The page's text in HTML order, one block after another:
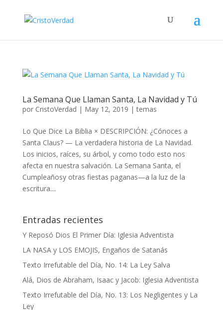
La Semana Que Llaman Santa, La Navidad y Tú
por CristoVerdad | May 12, 2019 |temas
Lo Que Dice La Biblia × DESCRIPCIÓN: ¿Cónoces a
Santa Claus? — La verdadera historia de La Navidad.
Los inicios, raíces, su árbol, y como todo esto nos
afecta en nuestra salvación. La Semana Santa, el
Cumpleañosy otras fiestas paganas—a la luz de la
escritura....
Entradas recientes
Y Reposó Dios El Primer Día: Iglesia Adventista
LA NASA y LOS EMOJIS, Engaños de Satanás
Texto Irrefutable del Día, No. 14: La Ley Salva
Alá, Dios de Abraham, Isaac y Jacob: Iglesia Adventista
Texto Irrefutable del Día, No. 13: Los Negligentes y La
Ley